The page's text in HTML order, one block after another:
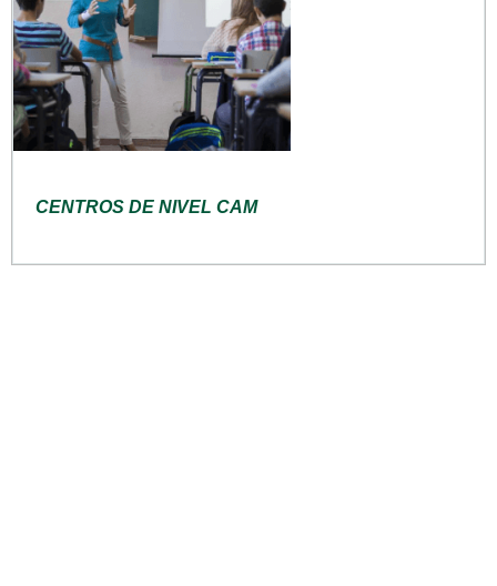
CENTROS DE NIVEL CAM